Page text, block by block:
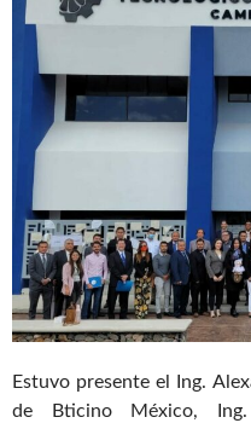
Estuvo presente el Ing.
de Bticino México, Ing.